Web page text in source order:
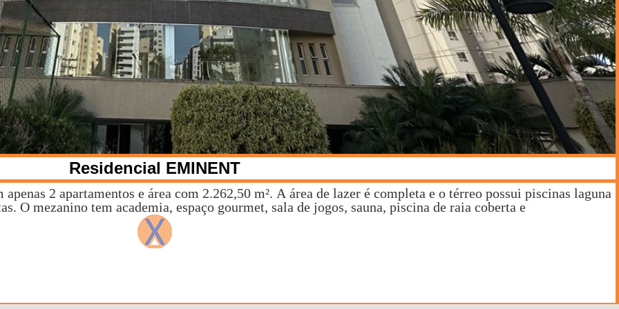
Residencial EMINENT
2 apartamentos e área com 2.262,50 m². A área de lazer é completa e o térreo possui piscinas laguna
O mezanino tem academia, espaço gourmet, sala de jogos, sauna, piscina de raia coberta e